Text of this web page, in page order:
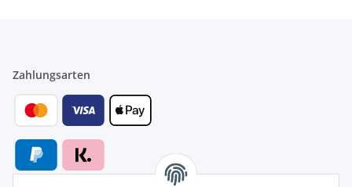
Zahlungsarten